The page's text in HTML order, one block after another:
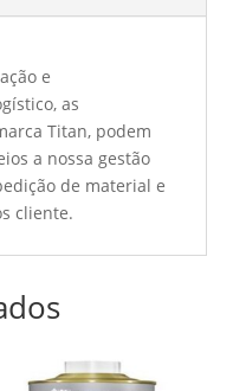
e
as
Titan, podem
a nossa gestão
de material e
cliente.